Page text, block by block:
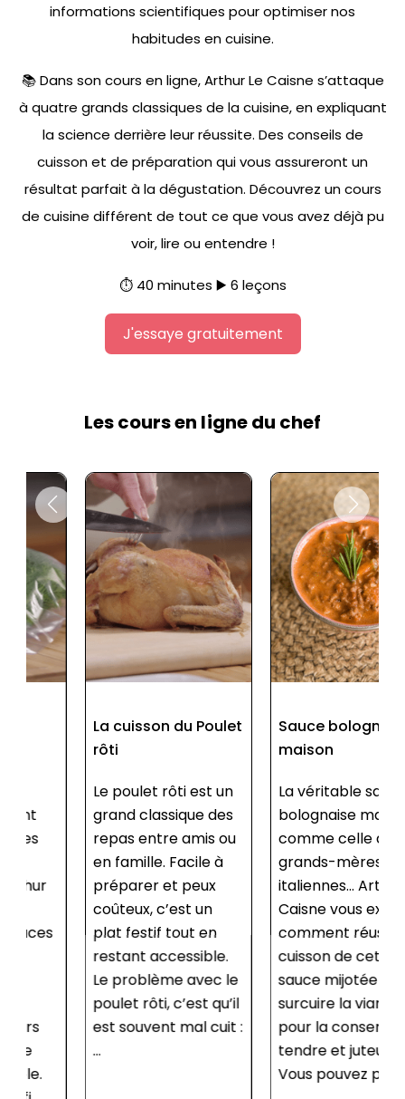
informations scientifiques pour optimiser nos
habitudes en cuisine.
📚 Dans son cours en ligne, Arthur Le Caisne s’attaque
à quatre grands classiques de la cuisine, en expliquant
la science derrière leur réussite. Des conseils de
cuisson et de préparation qui vous assureront un
résultat parfait à la dégustation. Découvrez un cours
de cuisine différent de tout ce que vous avez déjà pu
voir, lire ou entendre !
⏱️ 40 minutes ▶️ 6 leçons
J'essaye gratuitement
Les cours en ligne du chef
La cuisson du Poulet
Le poulet rôti est un
grand classique des
repas entre amis ou
en famille. Facile à
préparer et peux
coûteux, c’est un
plat festif tout en
restant accessible.
Le problème avec le
poulet rôti, c’est qu’il
est souvent mal cuit :
Sauce bolognaise
La véritable sauce
bolognaise maison,
comme celle des
grands-mères
italiennes… Arthur Le
Caisne vous explique
comment réussir la
cuisson de cette
sauce mijotée sans
surcuire la viande,
pour la conserver
tendre et juteuse.
Vous pouvez prépa...